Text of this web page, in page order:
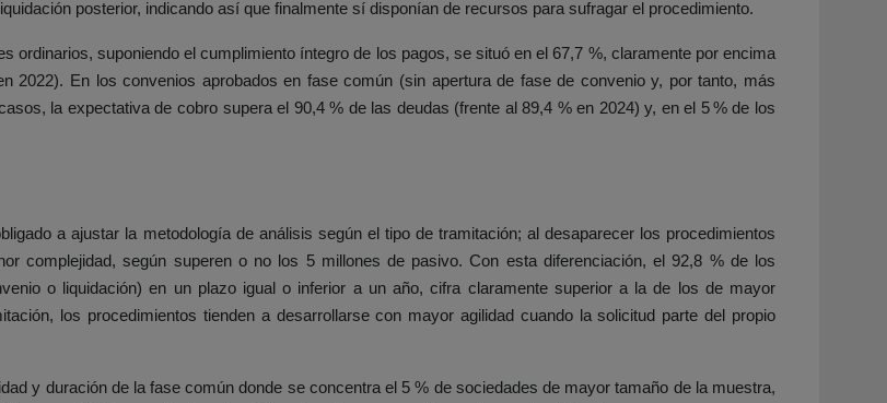
posterior, indicando así que finalmente sí disponían de recursos para sufragar el procedimiento.
ordinarios, suponiendo el cumplimiento íntegro de los pagos, se situó en el 67,7 %, claramente por encima
2022). En los convenios aprobados en fase común (sin apertura de fase de convenio y, por tanto, más
la expectativa de cobro supera el 90,4 % de las deudas (frente al 89,4 % en 2024) y, en el 5 % de los
a ajustar la metodología de análisis según el tipo de tramitación; al desaparecer los procedimientos
complejidad, según superen o no los 5 millones de pasivo. Con esta diferenciación, el 92,8 % de los
o liquidación) en un plazo igual o inferior a un año, cifra claramente superior a la de los de mayor
los procedimientos tienden a desarrollarse con mayor agilidad cuando la solicitud parte del propio
y duración de la fase común donde se concentra el 5 % de sociedades de mayor tamaño de la muestra,